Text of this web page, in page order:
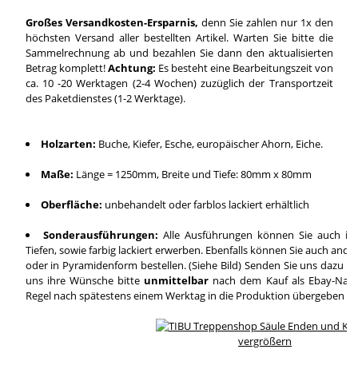
Großes Versandkosten-Ersparnis, denn Sie zahlen nur 1x den
höchsten Versand aller bestellten Artikel. Warten Sie bitte die
Sammelrechnung ab und bezahlen Sie dann den aktualisierten
Betrag komplett!Achtung: Es besteht eine Bearbeitungszeit von
ca. 10 -20 Werktagen (2-4 Wochen) zuzüglich der Transportzeit
des Paketdienstes (1-2 Werktage).
Holzarten: Buche, Kiefer, Esche, europäischer Ahorn, Eiche.
Maße: Länge = 1250mm, Breite und Tiefe: 80mm x 80mm
Oberfläche: unbehandelt oder farblos lackiert erhältlich
Sonderausführungen: Alle Ausführungen können Sie auch
Tiefen, sowie farbig lackiert erwerben. Ebenfalls können Sie auch
oder in Pyramidenform bestellen. (Siehe Bild) Senden Sie uns dazu
uns ihre Wünsche bitte unmittelbar nach dem Kauf als Ebay-
Regel nach spätestens einem Werktag in die Produktion übergeben
vergrößern